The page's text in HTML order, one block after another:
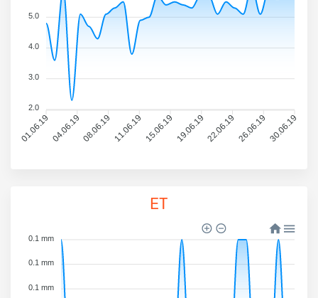
01.06.1904.06.1908.06.1911.06.1915.06.1919.06.1922.06.1926.06.1930.06.19
5.0
4.0
3.0
2.0
ET
0.1 mm
0.1 mm
0.1 mm